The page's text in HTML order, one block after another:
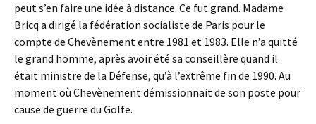
peut s’en faire une idée à distance. Ce fut grand. Madame
Bricq a dirigé la fédération socialiste de Paris pour le
compte de Chevènement entre 1981 et 1983. Elle n’a quitté
le grand homme, après avoir été sa conseillère quand il
était ministre de la Défense, qu’à l’extrême fin de 1990. Au
moment où Chevènement démissionnait de son poste pour
cause de guerre du Golfe.